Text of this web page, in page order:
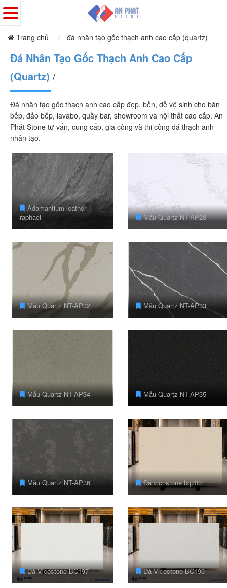
Trang chủ đá nhân tạo gốc thạch anh cao cấp (quartz)
Đá Nhân Tạo Gốc Thạch Anh Cao Cấp
(Quartz) /
Đá nhân tạo gốc thạch anh cao cấp đẹp, bền, dễ vệ sinh cho bàn
bếp, đảo bếp, lavabo, quầy bar, showroom và nội thất cao cấp. An
Phát Stone tư vấn, cung cấp, gia công và thi công đá thạch anh
nhân tạo.
Adamantium leather
raphael
Mẫu Quartz NT-AP28
Mẫu Quartz NT-AP32 Mẫu Quartz NT-AP33
Mẫu Quartz NT-AP34 Mẫu Quartz NT-AP35
Mẫu Quartz NT-AP36 Đá vicostone bq700
Đá Vicostone BC197 Đá Vicostone BC190